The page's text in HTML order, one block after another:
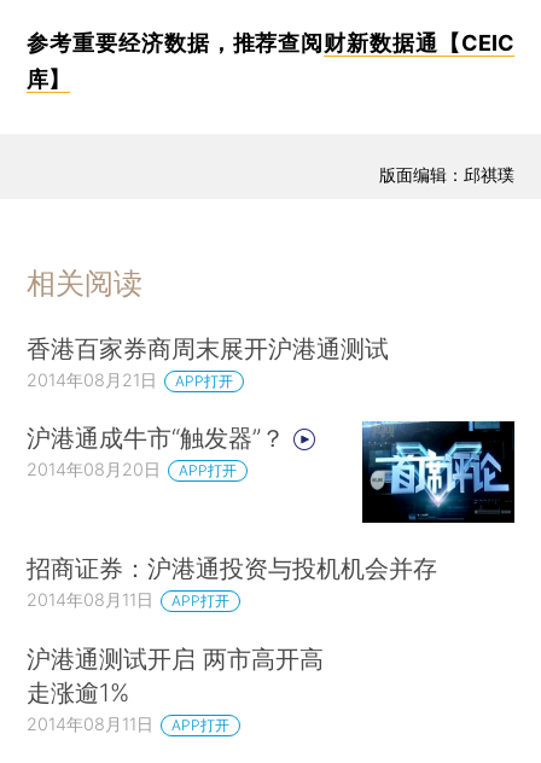
参考重要经济数据，推荐查阅 财新数据通【CEIC
库】
版面编辑：邱祺璞
相关阅读
香港百家券商周末展开沪港通测试
2014年08月21日 APP打开
沪港通成牛市“触发器”？
2014年08月20日 APP打开
招商证券：沪港通投资与投机机会并存
2014年08月11日 APP打开
沪港通测试开启 两市高开高
走涨逾1%
2014年08月11日 APP打开